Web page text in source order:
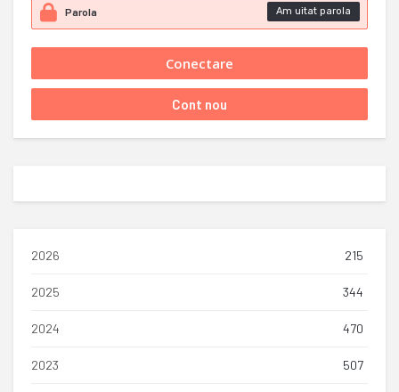
Am uitat parola
2026 215
2025 344
2024 470
2023 507